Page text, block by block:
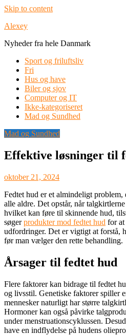
Skip to content
Alexey
Nyheder fra hele Danmark
Sport og friluftsliv
Fri
Hus og have
Biler og sjov
Computer og IT
Ikke-kategoriseret
Mad og Sundhed
Mad og Sundhed
Effektive løsninger til
oktober 21, 2024
Fedtet hud er et almindeligt problem,
alle aldre. Det opstår, når
hvilket kan føre til skinnende hud,
søgerprodukter mod fedtet hud for at
udfordringer. Det er vigtigt at forstå,
før man vælger den rette behandling.
Årsager til fedtet hud
Flere faktorer kan bidrage til fedtet
og livsstil. Genetiske faktorer spiller
mennesker naturligt har større
Hormoner kan også påvirke
under menstruationscyklussen.
have en indflydelse på hudens